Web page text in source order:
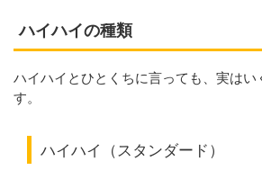
ハイハイの種類
ハイハイとひとくちに言っても、実はい
す。
ハイハイ（スタンダード）